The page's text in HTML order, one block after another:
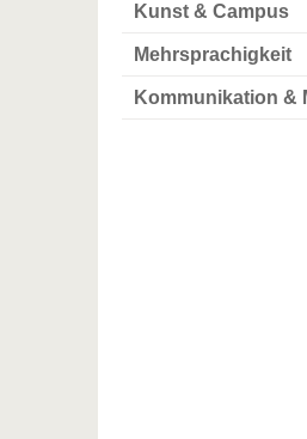
Kunst & Campus
Mehrsprachigkeit
Kommunikation &